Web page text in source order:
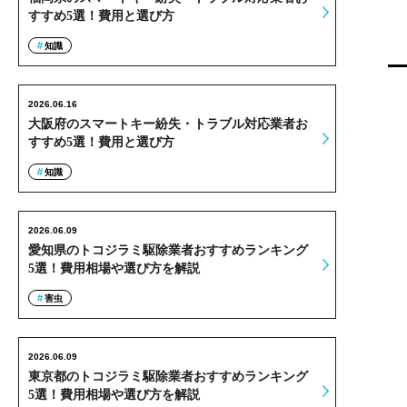
すすめ5選！費用と選び方
知識
大阪府のスマートキー紛失・トラブル対応業者お
すすめ5選！費用と選び方
2026.06.16
知識
愛知県のトコジラミ駆除業者おすすめランキング
5選！費用相場や選び方を解説
2026.06.09
害虫
東京都のトコジラミ駆除業者おすすめランキング
5選！費用相場や選び方を解説
2026.06.09